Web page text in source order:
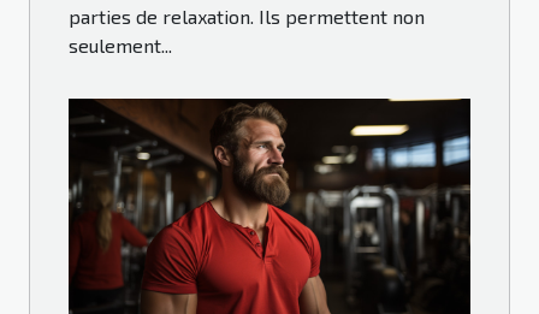
parties de relaxation. Ils permettent non
seulement...